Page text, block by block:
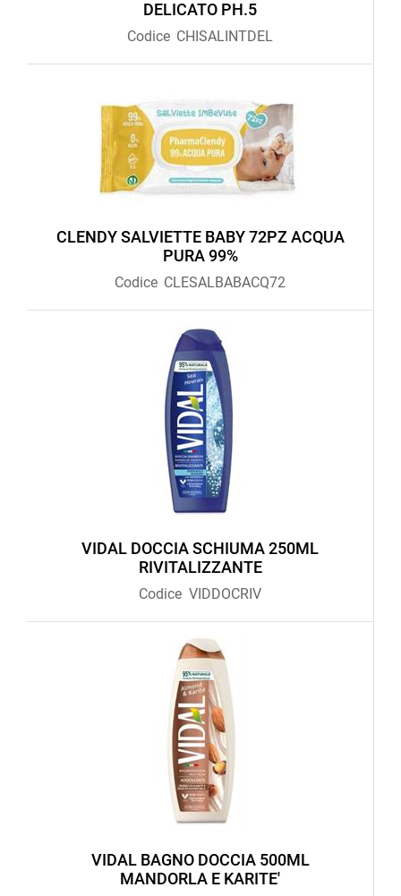
DELICATO PH.5
Codice CHISALINTDEL
CLENDY SALVIETTE BABY 72PZ ACQUA
PURA 99%
Codice CLESALBABACQ72
VIDAL DOCCIA SCHIUMA 250ML
RIVITALIZZANTE
Codice VIDDOCRIV
VIDAL BAGNO DOCCIA 500ML
MANDORLA E KARITE'